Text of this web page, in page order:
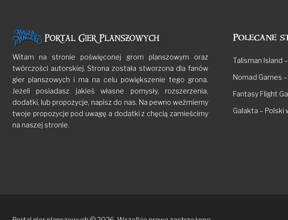
Witam na stronie poświęconej grom planszowym oraz
twórczości autorskiej. Strona została stworzona dla fanów
gier planszowych i ma na celu powiększenie tego grona.
Jeżeli posiadasz jakieś własne pomysły, rozszerzenia,
dodatki, lub propozycje, napisz do nas. Na pewno weźmiemy
twoje propozycje pod uwagę a dodatki z chęcią zamieścimy
na naszej stronie.
Polecane
Talisman Island
Nomad Games
Fantasy Flight
Galakta – Polski